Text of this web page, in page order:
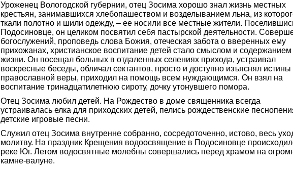
Уроженец Вологодской губернии, отец Зосима хорошо знал жизнь местных
крестьян, занимавшихся хлебопашеством и возделыванием льна, из
ткали полотно и шили одежду, – ее носили все местные жители.
Подосиновце, он целиком посвятил себя пастырской деятельности.
богослужений, проповедь слова Божия, отеческая забота о вверенных ему
прихожанах, христианское воспитание детей стало смыслом и содержанием
жизни. Он посещал больных в отдаленных селениях прихода, устраивал
воскресные беседы, обличал сектантов, просто и доступно изъяснял истины
православной веры, приходил на помощь всем нуждающимся. Он взял на
воспитание тринадцатилетнюю сироту, дочку утонувшего помора.
Отец Зосима любил детей. На Рождество в доме священника всегда
устраивалась елка для приходских детей, пелись рождественские
детские игровые песни.
Служил отец Зосима внутренне собранно, сосредоточенно, истово, весь
молитву. На праздник Крещения водоосвящение в Подосиновце
реке Юг. Летом водосвятные молебны совершались перед храмом на
камне-валуне.